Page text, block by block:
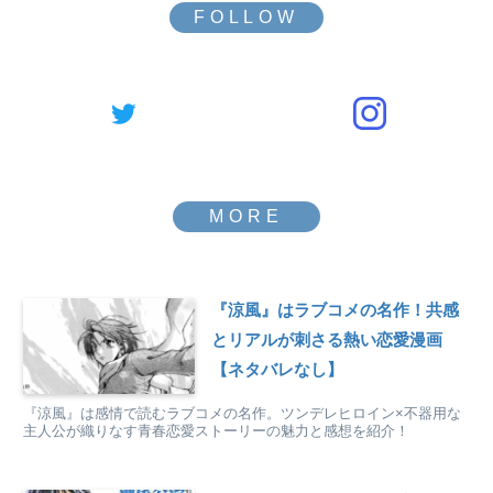
『涼風』はラブコメの名作！共感
とリアルが刺さる熱い恋愛漫画
【ネタバレなし】
『涼風』は感情で読むラブコメの名作。ツンデレヒロイン×不器用な
主人公が織りなす青春恋愛ストーリーの魅力と感想を紹介！